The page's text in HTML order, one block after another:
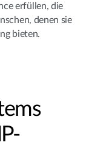
erfüllen, die
denen sie
bieten.